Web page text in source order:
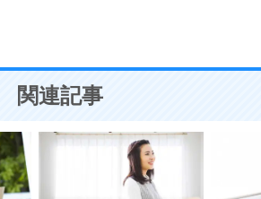
とが大切。
関連記事